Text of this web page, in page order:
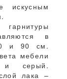
искусным
в
и 90 см.
мебели
серый.
лака –